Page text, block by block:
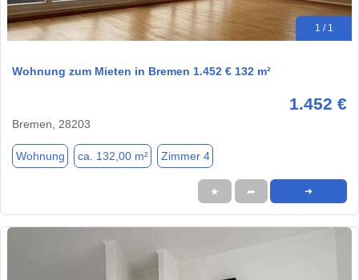
1 / 1
Wohnung zum Mieten in Bremen 1.452 € 132 m²
1.452 €
Bremen, 28203
Wohnung ca. 132,00 m² Zimmer 4
★ ➦ ➜